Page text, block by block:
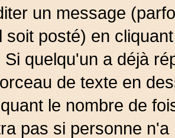
un message
soit posté) en
Si quelqu'un a déjà
de texte en
le nombre de
pas si personne